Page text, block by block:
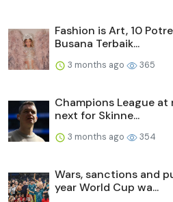
Fashion is Art, 10
Busana Terbaik...
3 months ago 365
Champions League
next for Skinne...
3 months ago 354
Wars, sanctions and
year World Cup wa...